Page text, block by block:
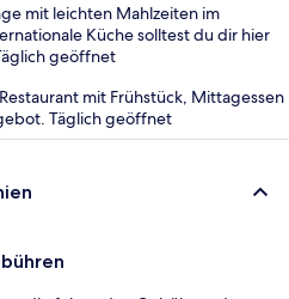
mit leichten Mahlzeiten im
Küche solltest du dir hier
geöffnet
mit Frühstück, Mittagessen
Täglich geöffnet